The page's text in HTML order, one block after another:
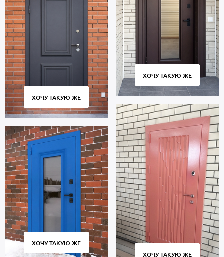
ХОЧУ ТАКУЮ ЖЕ
ХОЧУ ТАКУЮ ЖЕ
ХОЧУ ТАКУЮ ЖЕ
ХОЧУ ТАКУЮ ЖЕ